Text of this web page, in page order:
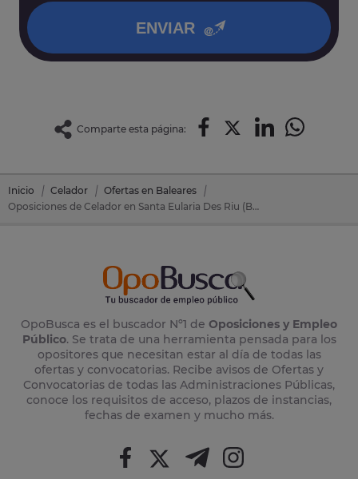
ENVIAR
Comparte esta página:
Inicio Celador
Ofertas en Baleares
Oposiciones de Celador en Santa Eularia Des Riu (Baleares)
OpoBusca es el buscador Nº1 de Oposiciones y Empleo
Público. Se trata de una herramienta pensada para los
opositores que necesitan estar al día de todas las
ofertas y convocatorias. Recibe avisos de Ofertas y
Convocatorias de todas las Administraciones Públicas,
conoce los requisitos de acceso, plazos de instancias,
fechas de examen y mucho más.